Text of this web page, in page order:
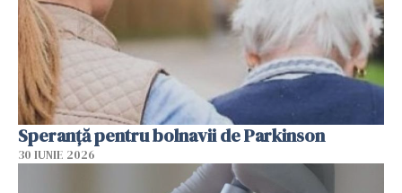
Speranță pentru bolnavii de Parkinson
30 IUNIE 2026